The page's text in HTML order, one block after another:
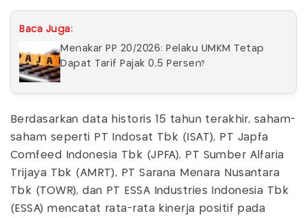
Baca Juga:
Menakar PP 20/2026: Pelaku UMKM Tetap
Dapat Tarif Pajak 0,5 Persen?
Berdasarkan data historis 15 tahun terakhir, saham-
saham seperti PT Indosat Tbk (ISAT), PT Japfa
Comfeed Indonesia Tbk (JPFA), PT Sumber Alfaria
Trijaya Tbk (AMRT), PT Sarana Menara Nusantara
Tbk (TOWR), dan PT ESSA Industries Indonesia Tbk
(ESSA) mencatat rata-rata kinerja positif pada